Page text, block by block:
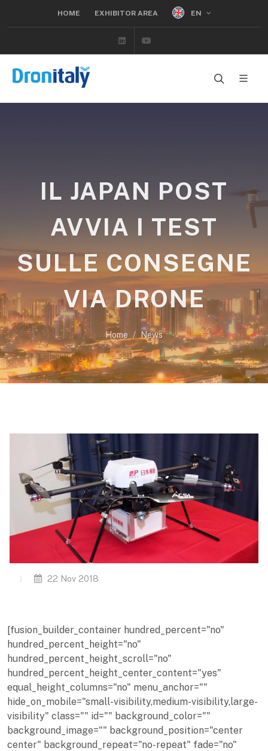
HOME EXHIBITOR AREA EN
Linkedin
IL JAPAN POST
AVVIA I TEST
SULLE CONSEGNE
VIA DRONE
Home News
22 Nov 2018
[fusion_builder_container hundred_percent="no"
hundred_percent_height="no"
hundred_percent_height_scroll="no"
hundred_percent_height_center_content="yes"
equal_height_columns="no" menu_anchor=""
hide_on_mobile="small-visibility,medium-visibility,large-
visibility" class="" id="" background_color=""
background_image="" background_position="center
center" background_repeat="no-repeat" fade="no"